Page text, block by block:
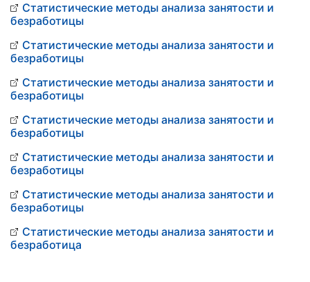
Статистические методы анализа занятости и
безработицы
Статистические методы анализа занятости и
безработицы
Статистические методы анализа занятости и
безработицы
Статистические методы анализа занятости и
безработицы
Статистические методы анализа занятости и
безработицы
Статистические методы анализа занятости и
безработицы
Статистические методы анализа занятости и
безработица